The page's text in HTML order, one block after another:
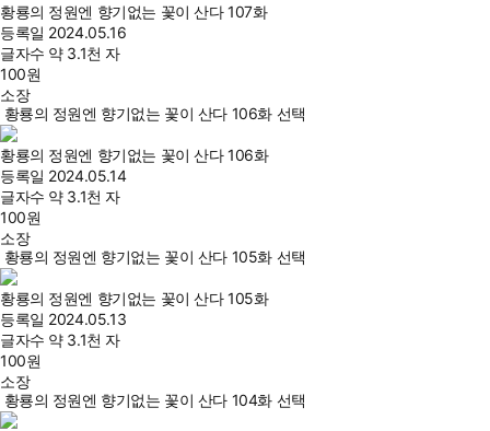
황룡의 정원엔 향기없는 꽃이 산다 107화
등록일 2024.05.16
글자수 약 3.1천 자
100원
소장
황룡의 정원엔 향기없는 꽃이 산다 106화 선택
황룡의 정원엔 향기없는 꽃이 산다 106화
등록일 2024.05.14
글자수 약 3.1천 자
100원
소장
황룡의 정원엔 향기없는 꽃이 산다 105화 선택
황룡의 정원엔 향기없는 꽃이 산다 105화
등록일 2024.05.13
글자수 약 3.1천 자
100원
소장
황룡의 정원엔 향기없는 꽃이 산다 104화 선택